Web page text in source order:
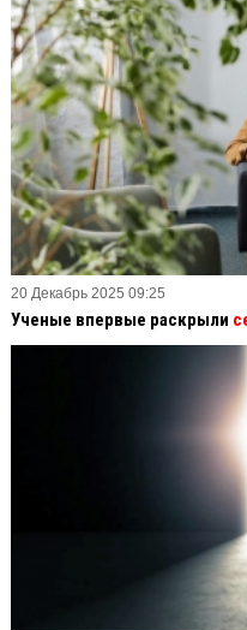
20 Декабрь 2025 09:25
Ученые впервые раскрыли